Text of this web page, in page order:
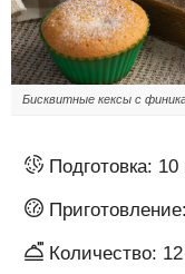
Бисквитные кексы с
Подготовка: 10
Приготовление:
Количество: 12